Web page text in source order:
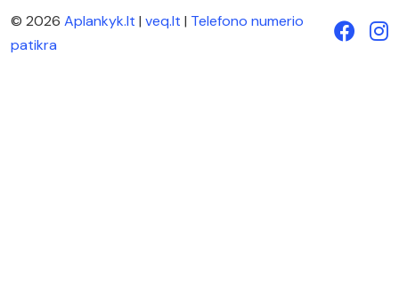
© 2026 Aplankyk.lt | veq.lt | Telefono numerio
patikra